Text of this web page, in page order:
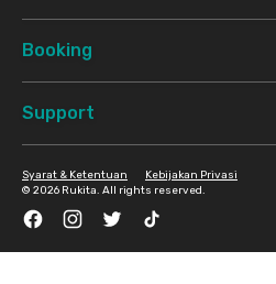
Booking
Support
© 2026 Rukita. All rights reserved.
Syarat & Ketentuan Kebijakan Privasi
FacebookInstagramTwitter TikTok